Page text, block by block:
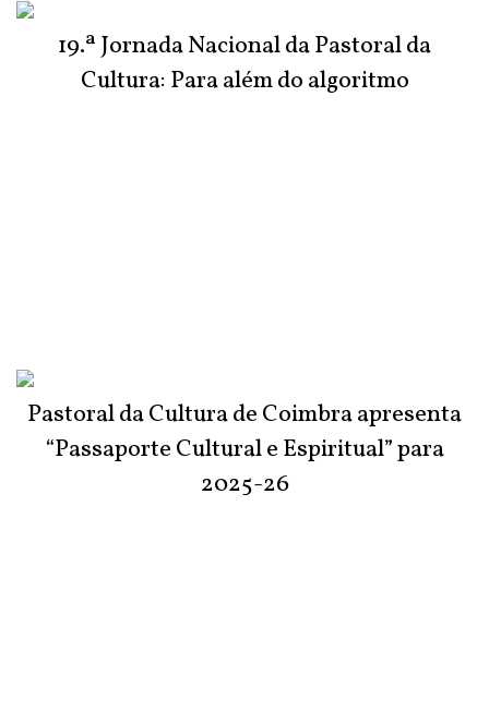
19.ª Jornada Nacional da Pastoral da
Cultura: Para além do algoritmo
Pastoral da Cultura de Coimbra apresenta
“Passaporte Cultural e Espiritual” para
2025-26